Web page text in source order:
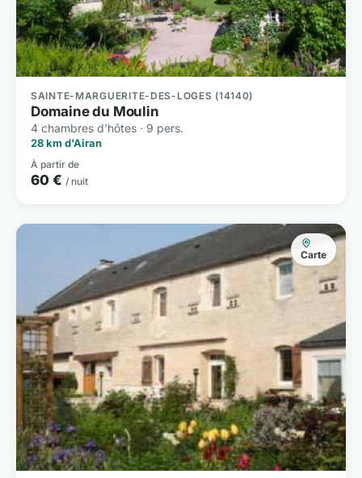
SAINTE-MARGUERITE-DES-LOGES (14140)
Domaine du Moulin
4 chambres d'hôtes · 9 pers.
28 km d'Airan
À partir de
60 € / nuit
Carte